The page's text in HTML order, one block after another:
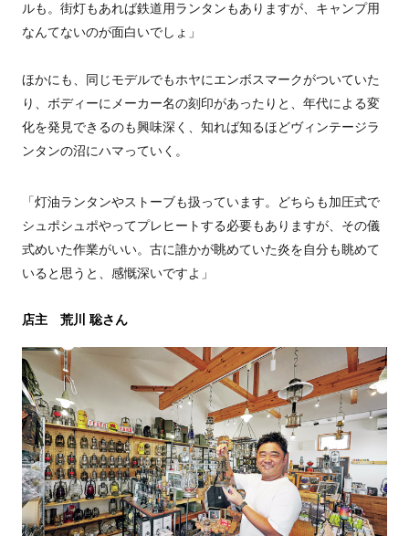
ルも。街灯もあれば鉄道用ランタンもありますが、キャンプ用
なんてないのが面白いでしょ」
ほかにも、同じモデルでもホヤにエンボスマークがついていた
り、ボディーにメーカー名の刻印があったりと、年代による変
化を発見できるのも興味深く、知れば知るほどヴィンテージラ
ンタンの沼にハマっていく。
「灯油ランタンやストーブも扱っています。どちらも加圧式で
シュポシュポやってプレヒートする必要もありますが、その儀
式めいた作業がいい。古に誰かが眺めていた炎を自分も眺めて
いると思うと、感慨深いですよ」
店主 荒川 聡さん